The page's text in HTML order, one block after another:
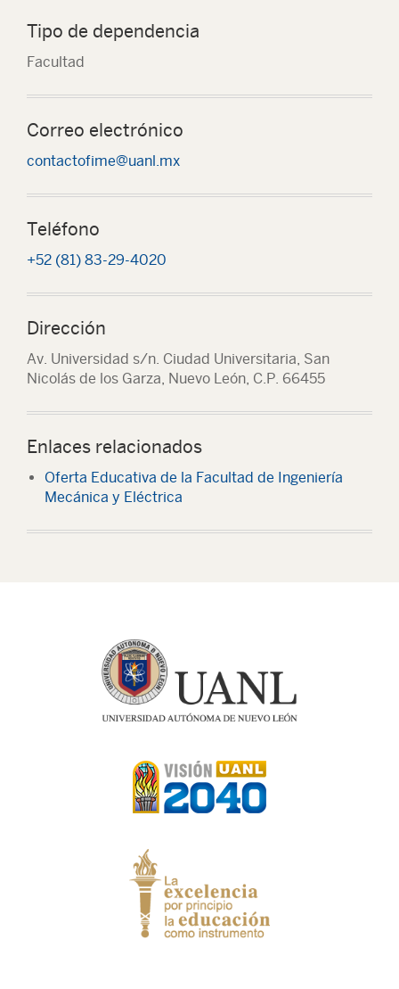
Tipo de dependencia
Facultad
Correo electrónico
contactofime@uanl.mx
Teléfono
+52 (81) 83-29-4020
Dirección
Av. Universidad s/n. Ciudad Universitaria, San
Nicolás de los Garza, Nuevo León, C.P. 66455
Enlaces relacionados
Oferta Educativa de la Facultad de Ingeniería
Mecánica y Eléctrica